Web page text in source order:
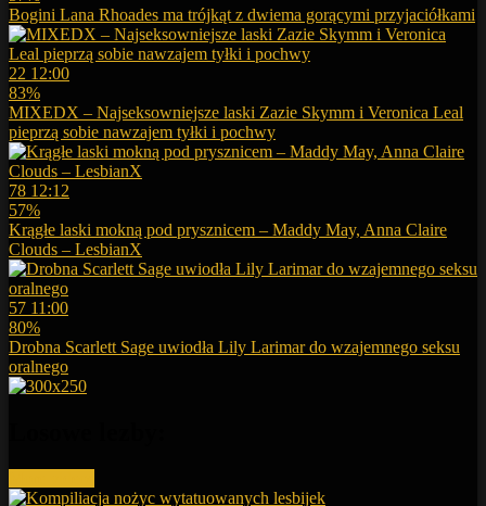
Bogini Lana Rhoades ma trójkąt z dwiema gorącymi przyjaciółkami
22 12:00
83%
MIXEDX – Najseksowniejsze laski Zazie Skymm i Veronica Leal
pieprzą sobie nawzajem tyłki i pochwy
78 12:12
57%
Krągłe laski mokną pod prysznicem – Maddy May, Anna Claire
Clouds – LesbianX
57 11:00
80%
Drobna Scarlett Sage uwiodła Lily Larimar do wzajemnego seksu
oralnego